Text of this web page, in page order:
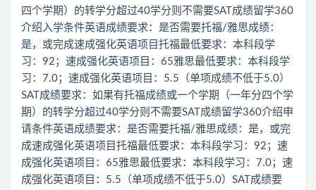
四个学期）的转学分超过40学分则不需要SAT成绩留学360
介绍入学条件英语成绩要求：是否需要托福/雅思成绩：
是，或完成速成强化英语项目托福最低要求：本科段学
习：92；速成强化英语项目：65雅思最低要求：本科段学
习：7.0；速成强化英语项目：5.5（单项成绩不低于5.0）
SAT成绩要求：如果有托福成绩或一个学期（一年分四个学
期）的转学分超过40学分则不需要SAT成绩留学360介绍申
请条件英语成绩要求：是否需要托福/雅思成绩：是，或完
成速成强化英语项目托福最低要求：本科段学习：92；速
成强化英语项目：65雅思最低要求：本科段学习：7.0；速
成强化英语项目：5.5（单项成绩不低于5.0）SAT成绩要